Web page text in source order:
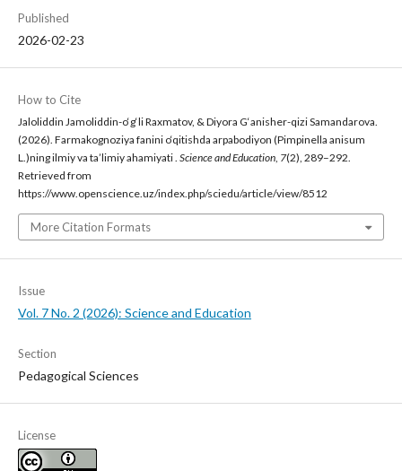
Published
2026-02-23
How to Cite
Jaloliddin Jamoliddin-o‘g‘li Raxmatov, & Diyora G‘anisher-qizi Samandarova.
(2026). Farmakognoziya fanini o‘qitishda arpabodiyon (Pimpinella anisum
L.)ning ilmiy va ta’limiy ahamiyati . Science and Education, 7(2), 289–292.
Retrieved from
https://www.openscience.uz/index.php/sciedu/article/view/8512
More Citation Formats
Issue
Vol. 7 No. 2 (2026): Science and Education
Section
Pedagogical Sciences
License